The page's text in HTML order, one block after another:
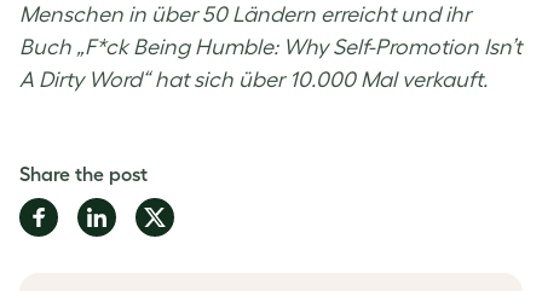
Menschen in über 50 Ländern erreicht und ihr
Buch „F*ck Being Humble: Why Self-Promotion Isn’t
A Dirty Word“ hat sich über 10.000 Mal verkauft.
Share the post
Share
on
Share
on
Share
on